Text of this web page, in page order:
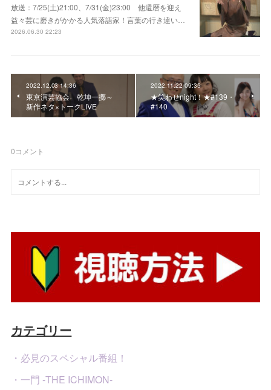
放送：7/25(土)21:00、7/31(金)23:00 他還暦を迎え
益々芸に磨きがかかる人気落語家！言葉の行き違い…
2026.06.30 22:23
2022.12.03 14:36
東京演芸協会 乾坤一擲～
新作ネタ×トークLIVE
2022.11.22 09:35
★笑わせnight！★#139・
#140
0コメント
カテゴリー
・必見のスペシャル番組！
・一門 -THE ICHIMON-